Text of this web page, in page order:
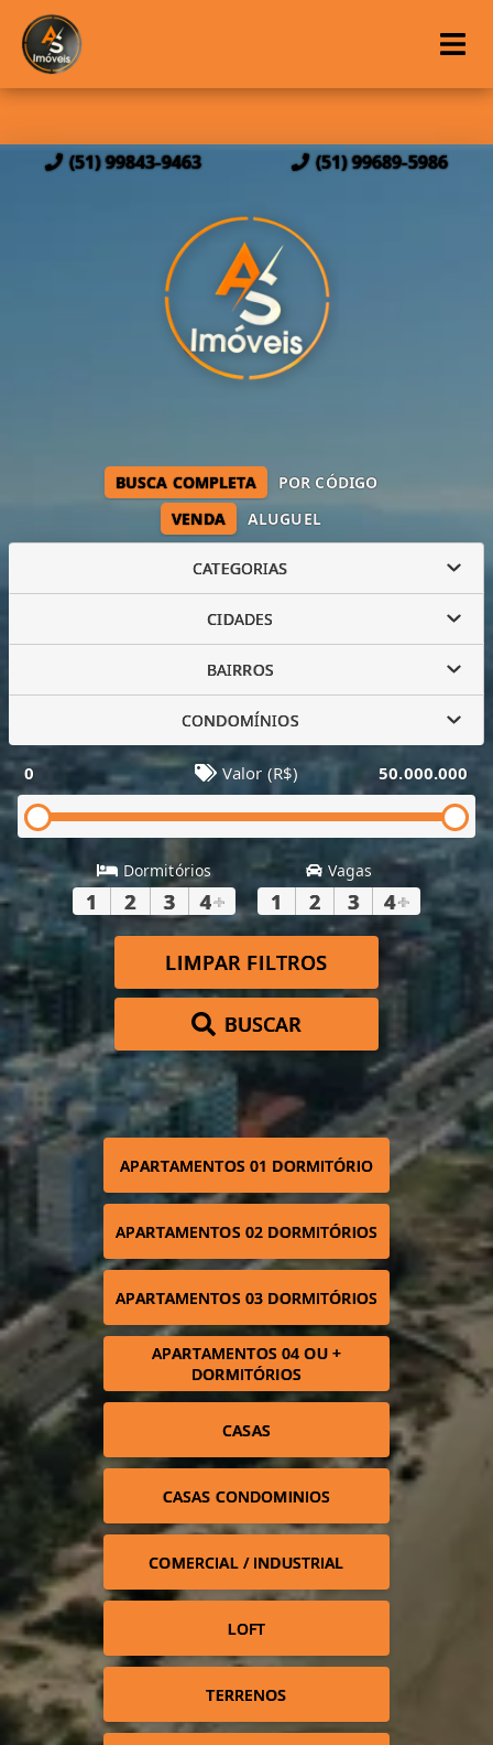
(51) 99843-9463 (51) 99689-5986
VENDA ALUGUEL
BUSCA COMPLETA POR CÓDIGO
CATEGORIAS
CIDADES
BAIRROS
CONDOMÍNIOS
0 Valor (R$) 50.000.000
Dormitórios
1 2 3 4+
Vagas
1 2 3 4+
LIMPAR FILTROS
BUSCAR
APARTAMENTOS 01 DORMITÓRIO
APARTAMENTOS 02 DORMITÓRIOS
APARTAMENTOS 03 DORMITÓRIOS
APARTAMENTOS 04 OU +
DORMITÓRIOS
CASAS
CASAS CONDOMINIOS
COMERCIAL / INDUSTRIAL
LOFT
TERRENOS